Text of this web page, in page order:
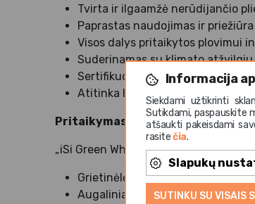
Informacija
Siekdami užtikrinti
Sutikdami, paspauskite
atšaukti pakeisdami
rasitečia.
Slapukų
SUTINKU SU VISAIS
Tvirta ir ilgaamžė nerūdijančio
Paprastas naudojimas ir priežiūra
Visos dalys pritaikytos plovimui
Suderinamas su klimato
Sertifikuotas profesionaliam
Atitinka HACCP reikalavimus
Pritaikymas
„iSi Green Whip“ skirtas įvairių šaltų
Grietinėlės plakimui
Augaliniams kremams ir